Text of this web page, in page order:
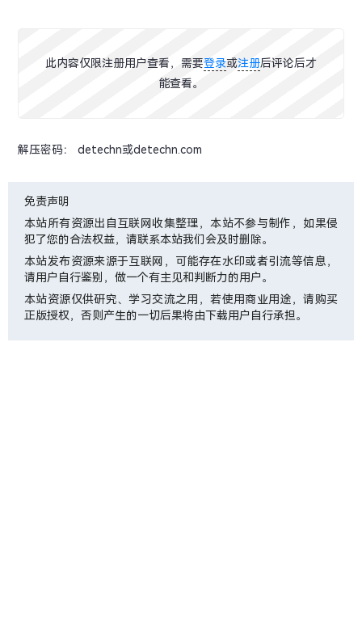
此内容仅限注册用户查看，需要登录或注册后评论后才
能查看。
解压密码： detechn或detechn.com
免责声明
本站所有资源出自互联网收集整理，本站不参与制作，如果侵
犯了您的合法权益，请联系本站我们会及时删除。
本站发布资源来源于互联网，可能存在水印或者引流等信息，
请用户自行鉴别，做一个有主见和判断力的用户。
本站资源仅供研究、学习交流之用，若使用商业用途，请购买
正版授权，否则产生的一切后果将由下载用户自行承担。